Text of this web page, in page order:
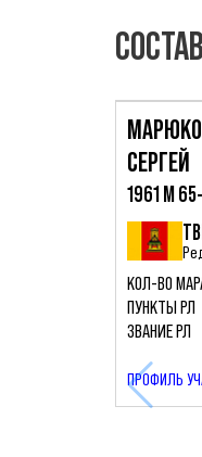
СЕРГЕЙ
1961 М
КОЛ-ВО
ПУНКТЫ РЛ
ЗВАНИЕ РЛ
ПРОФИЛЬ